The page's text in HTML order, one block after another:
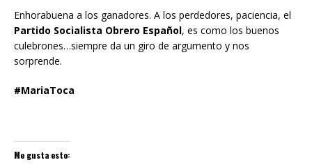
Enhorabuena a los ganadores. A los perdedores, paciencia, el
Partido Socialista Obrero Español, es como los buenos
culebrones…siempre da un giro de argumento y nos
sorprende.
#MariaToca
Me gusta esto: